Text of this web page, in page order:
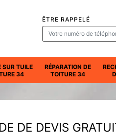
ÊTRE RAPPELÉ
SUR TUILE
34
RÉPARATION DE
TOITURE 34
DE DEVIS